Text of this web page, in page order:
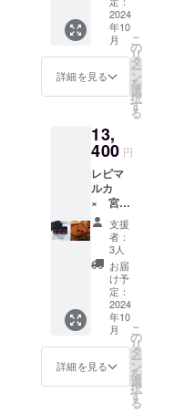
くりにまい
進する。
量
200ml×
3本セッ
ト 生産
量に限
茜”で漬
け込ん
だリ
キュー
ル
「MIYA
YOSHI
」。今
回、ご
支援い
ただい
た方専
用に追
加生産
いたし
ます。
新ライ
・品
目 リ
キュー
ル 露
茜100％
・原材
料 和
田産
「露
茜」・
焼酎甲
類・氷
砂糖 ・
アル
コール
分
17％ ・
内容
量
380ml×
3本セッ
量に限
りがあ
2024
年10
月
詳細を見る
こ
の
リ
タ
ー
ン
を
選
択
す
る
13,
400 円
レピマ
ルカ
× 宮
好 コ
ラボ ■
ティラ
ミスバ
ウム
クーヘ
ン
＋
MIYAYO
SHI
200ml
飲み
比べ3
支援
者：
3人
お届
け予
定：
2024
年10
月
詳細を見る
こ
の
リ
タ
ー
ン
を
選
択
す
る